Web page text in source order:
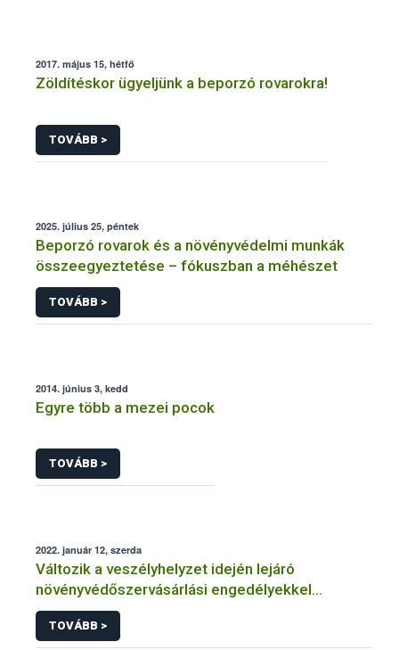
2017. május 15, hétfő
Zöldítéskor ügyeljünk a beporzó rovarokra!
TOVÁBB >
2025. július 25, péntek
Beporzó rovarok és a növényvédelmi munkák
összeegyeztetése – fókuszban a méhészet
TOVÁBB >
2014. június 3, kedd
Egyre több a mezei pocok
TOVÁBB >
2022. január 12, szerda
Változik a veszélyhelyzet idején lejáró
növényvédőszervásárlási engedélyekkel
kapcsolatos szabályozás
TOVÁBB >